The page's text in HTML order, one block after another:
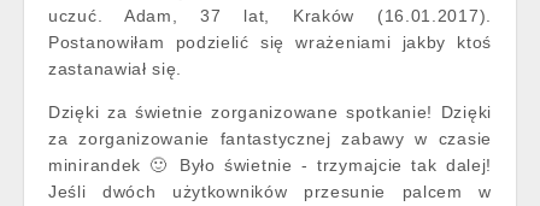
uczuć. Adam, 37 lat, Kraków (16.01.2017).
Postanowiłam podzielić się wrażeniami jakby ktoś
zastanawiał się.
Dzięki za świetnie zorganizowane spotkanie! Dzięki
za zorganizowanie fantastycznej zabawy w czasie
minirandek 🙂 Było świetnie - trzymajcie tak dalej!
Jeśli dwóch użytkowników przesunie palcem w